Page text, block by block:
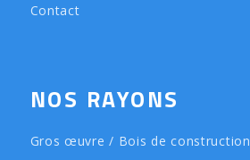
Contact
NOS RAYONS
Gros œuvre / Bois de construction